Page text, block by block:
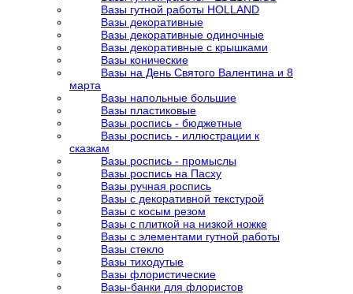
Вазы гутной работы HOLLAND
Вазы декоративные
Вазы декоративные одиночные
Вазы декоративные с крышками
Вазы конические
Вазы на День Святого Валентина и 8
марта
Вазы напольные большие
Вазы пластиковые
Вазы роспись - бюджетные
Вазы роспись - иллюстрации к
сказкам
Вазы роспись - промыслы
Вазы роспись на Пасху
Вазы ручная роспись
Вазы с декоративной текстурой
Вазы с косым резом
Вазы с плиткой на низкой ножке
Вазы с элементами гутной работы
Вазы стекло
Вазы тиходутые
Вазы флористические
Вазы-банки для флористов